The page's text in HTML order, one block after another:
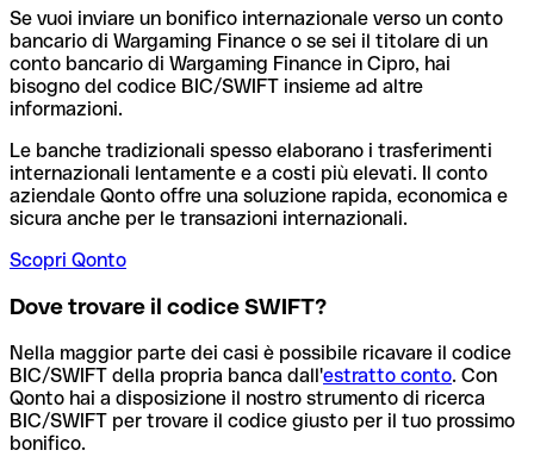
Se vuoi inviare un bonifico internazionale verso un conto
bancario di Wargaming Finance o se sei il titolare di un
conto bancario di Wargaming Finance in Cipro, hai
bisogno del codice BIC/SWIFT insieme ad altre
informazioni.
Le banche tradizionali spesso elaborano i trasferimenti
internazionali lentamente e a costi più elevati. Il conto
aziendale Qonto offre una soluzione rapida, economica e
sicura anche per le transazioni internazionali.
Scopri Qonto
Dove trovare il codice SWIFT?
Nella maggior parte dei casi è possibile ricavare il codice
BIC/SWIFT della propria banca dall'estratto conto. Con
Qonto hai a disposizione il nostro strumento di ricerca
BIC/SWIFT per trovare il codice giusto per il tuo prossimo
bonifico.